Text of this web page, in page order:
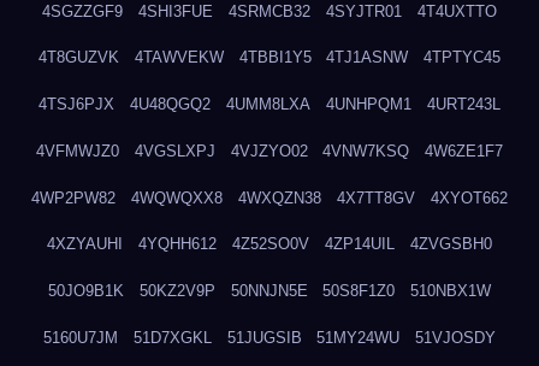
4SGZZGF9 4SHI3FUE 4SRMCB32 4SYJTR01 4T4UXTTO
4T8GUZVK 4TAWVEKW 4TBBI1Y5 4TJ1ASNW 4TPTYC45
4TSJ6PJX 4U48QGQ2 4UMM8LXA 4UNHPQM1 4URT243L
4VFMWJZ0 4VGSLXPJ 4VJZYO02 4VNW7KSQ 4W6ZE1F7
4WP2PW82 4WQWQXX8 4WXQZN38 4X7TT8GV 4XYOT662
4XZYAUHI 4YQHH612 4Z52SO0V 4ZP14UIL 4ZVGSBH0
50JO9B1K 50KZ2V9P 50NNJN5E 50S8F1Z0 510NBX1W
5160U7JM 51D7XGKL 51JUGSIB 51MY24WU 51VJOSDY